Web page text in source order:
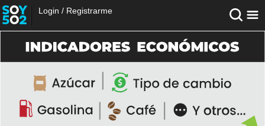
Login / Registrarme